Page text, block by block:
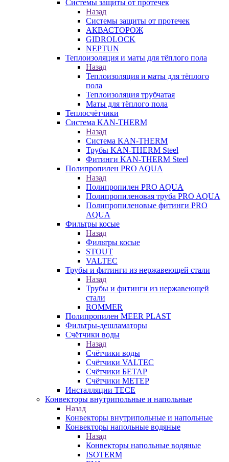
Системы защиты от протечек
Назад
Системы защиты от протечек
АКВАСТОРОЖ
GIDROLOCK
NEPTUN
Теплоизоляция и маты для тёплого пола
Назад
Теплоизоляция и маты для тёплого
пола
Теплоизоляция трубчатая
Маты для тёплого пола
Теплосчётчики
Система KAN-THERM
Назад
Система KAN-THERM
Трубы KAN-THERM Steel
Фитинги KAN-THERM Steel
Полипропилен PRO AQUA
Назад
Полипропилен PRO AQUA
Полипропиленовая труба PRO AQUA
Полипропиленовые фитинги PRO
AQUA
Фильтры косые
Назад
Фильтры косые
STOUT
VALTEC
Трубы и фитинги из нержавеющей стали
Назад
Трубы и фитинги из нержавеющей
стали
ROMMER
Полипропилен MEER PLAST
Фильтры-дешламаторы
Счётчики воды
Назад
Счётчики воды
Счётчики VALTEC
Счётчики БЕТАР
Счётчики МЕТЕР
Инсталляции TECE
Конвекторы внутрипольные и напольные
Назад
Конвекторы внутрипольные и напольные
Конвекторы напольные водяные
Назад
Конвекторы напольные водяные
ISOTERM